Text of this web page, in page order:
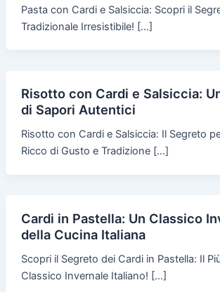
Pasta con Cardi e Salsiccia: Scopri il
Tradizionale Irresistibile! […]
Risotto con Cardi e Salsiccia:
di Sapori Autentici
Risotto con Cardi e Salsiccia: Il Segreto
Ricco di Gusto e Tradizione […]
Cardi in Pastella: Un Classico
della Cucina Italiana
Scopri il Segreto dei Cardi in Pastella: Il
Classico Invernale Italiano! […]